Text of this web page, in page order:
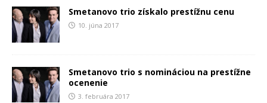
Smetanovo trio získalo prestížnu cenu
10. júna 2017
Smetanovo trio s nomináciou na prestížne
ocenenie
3. februára 2017